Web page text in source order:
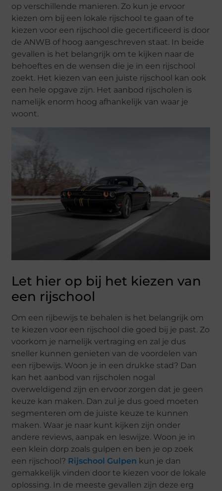
op verschillende manieren. Zo kun je ervoor
kiezen om bij een lokale rijschool te gaan of te
kiezen voor een rijschool die gecertificeerd is door
de ANWB of hoog aangeschreven staat. In beide
gevallen is het belangrijk om te kijken naar de
behoeftes en de wensen die je in een rijschool
zoekt. Het kiezen van een juiste rijschool kan ook
een hele opgave zijn. Het aanbod rijscholen is
namelijk enorm hoog afhankelijk van waar je
woont.
Let hier op bij het kiezen van
een rijschool
Om een rijbewijs te behalen is het belangrijk om
te kiezen voor een rijschool die goed bij je past. Zo
voorkom je namelijk vertraging en zal je dus
sneller kunnen genieten van de voordelen van
een rijbewijs. Woon je in een drukke stad? Dan
kan het aanbod van rijscholen nogal
overweldigend zijn en ervoor zorgen dat je geen
keuze kan maken. Dan zul je dus goed moeten
segmenteren om de juiste keuze te kunnen
maken. Waar je naar kunt kijken zijn onder
andere reviews, aanpak en leswijze. Woon je in
een klein dorp zoals gulpen en ben je op zoek
een rijschool? Rijschool Gulpen kun je dan
gemakkelijk vinden door te kiezen voor de lokale
oplossing. In de meeste gevallen zijn deze erg